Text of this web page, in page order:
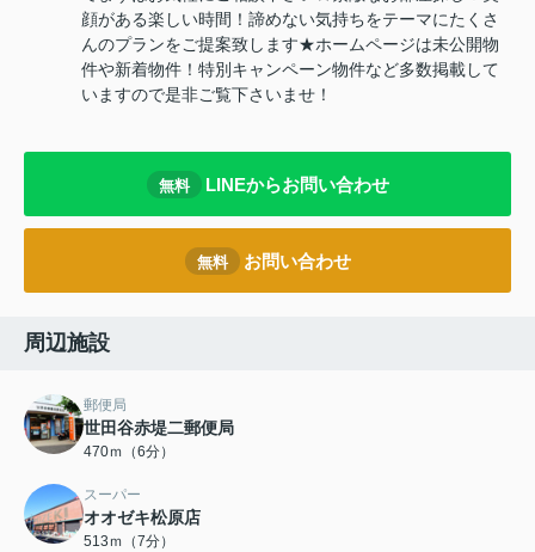
顔がある楽しい時間！諦めない気持ちをテーマにたくさ
んのプランをご提案致します★ホームページは未公開物
件や新着物件！特別キャンペーン物件など多数掲載して
いますので是非ご覧下さいませ！
無料 LINEからお問い合わせ
無料 お問い合わせ
周辺施設
郵便局
世田谷赤堤二郵便局
470ｍ（6分）
スーパー
オオゼキ松原店
513ｍ（7分）